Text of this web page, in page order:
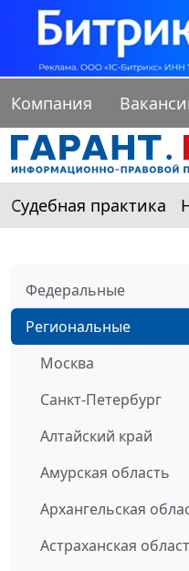
Компания
Судебная практика
Федеральные
Региональные
Москва
Санкт-Петербург
Алтайский край
Амурская область
Архангельская
Астраханская